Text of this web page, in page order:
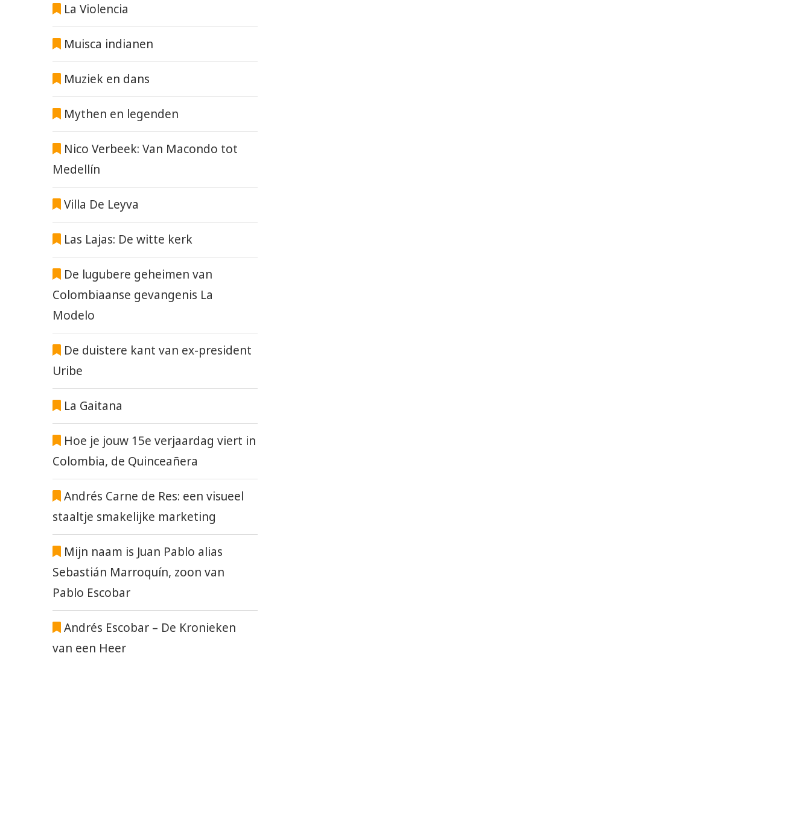
La Violencia
Muisca indianen
Muziek en dans
Mythen en legenden
Nico Verbeek: Van Macondo tot
Medellín
Villa De Leyva
Las Lajas: De witte kerk
De lugubere geheimen van
Colombiaanse gevangenis La
Modelo
De duistere kant van ex-president
Uribe
La Gaitana
Hoe je jouw 15e verjaardag viert in
Colombia, de Quinceañera
Andrés Carne de Res: een visueel
staaltje smakelijke marketing
Mijn naam is Juan Pablo alias
Sebastián Marroquín, zoon van
Pablo Escobar
Andrés Escobar – De Kronieken
van een Heer